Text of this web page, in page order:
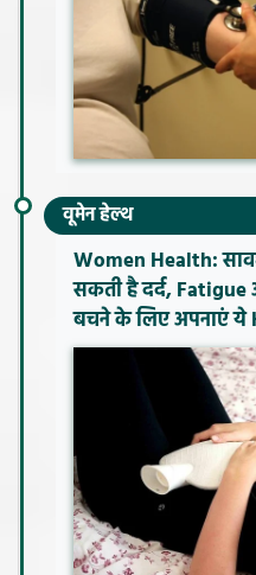
वूमेन हेल्थ
Women Health:
सकती है दर्द,
बचने के लिए अपनाएं ये